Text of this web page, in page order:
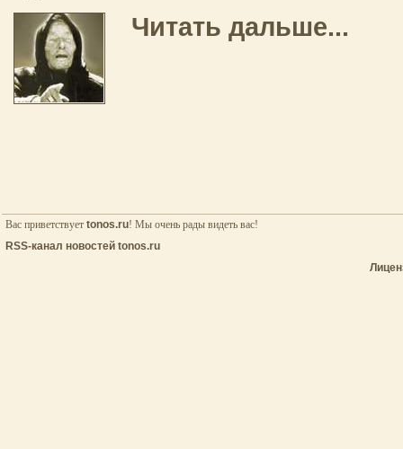
Читать дальше...
Вас приветствует tonos.ru! Мы очень рады видеть вас!
RSS-канал новостей tonos.ru